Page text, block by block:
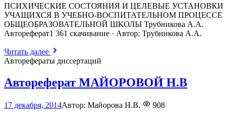
2026
ПСИХИЧЕСКИЕ СОСТОЯНИЯ И ЦЕЛЕВЫЕ УСТАНОВКИ
УЧАЩИХСЯ В УЧЕБНО-ВОСПИТАТЕЛЬНОМ ПРОЦЕССЕ
ОБЩЕОБРАЗОВАТЕЛЬНОЙ ШКОЛЫ Трубникова А.А.
Автореферат1 361 скачивание · Автор: Трубникова А.А.
Читать далее
Авторефераты диссертаций
Автореферат МАЙОРОВОЙ Н.В
17 декабря, 201418
Автор: Майорова Н.В.
908